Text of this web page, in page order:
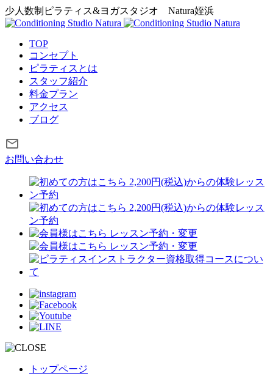
少人数制ピラティス&ヨガスタジオ Natura姪浜
TOP
コンセプト
ピラティスとは
スタッフ紹介
料金プラン
アクセス
ブログ
お問い合わせ
トップページ